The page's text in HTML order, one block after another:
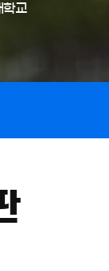
학교